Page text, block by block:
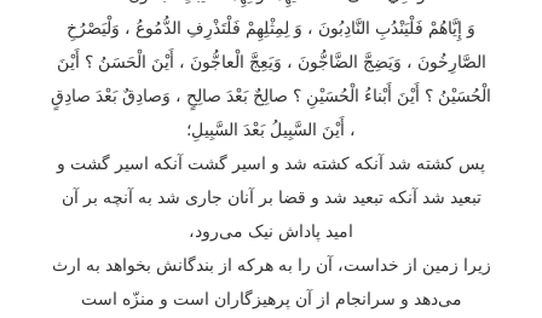
وَ إِيَّاهُمْ فَلْيَنْدُبِ النَّادِبُونَ ، وَ لِمِثْلِهِمْ فَلْتَذْرِفِ الدُّمُوعُ ، وَلْيَصْرُخِ
الصَّارِخُونَ ، وَيَضِجَّ الضَّاجُّونَ ، وَيَعِجَّ الْعاجُّونَ ، أَيْنَ الْحَسَنُ ؟ أَيْنَ
الْحُسَيْنُ ؟ أَيْنَ أَبْناءُ الْحُسَيْنِ ؟ صالِحٌ بَعْدَ صالِحٍ ، وَصادِقٌ بَعْدَ صادِقٍ
، أَيْنَ السَّبِيلُ بَعْدَ السَّبِيلِ؛
پس کشته شد آنکه کشته شد و اسیر گشت آنکه اسیر گشت و
تبعید شد آنکه تبعید شد و قضا بر آنان جاری شد به آنچه بر آن
امید پاداش نیک می‌رود،
زیرا زمین از خداست، آن را به هرکه از بندگانش بخواهد به ارث
می‌دهد و سرانجام از آن پرهیزگاران است و منزّه است